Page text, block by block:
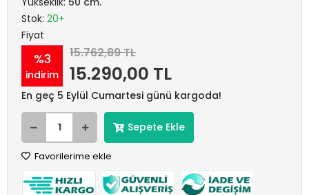
Stok: 20+
Fiyat
%3
indirim
15.762,89 TL
15.290,00 TL
En geç 5 Eylül Cumartesi günü kargoda!
Sepete Ekle
Favorilerime ekle